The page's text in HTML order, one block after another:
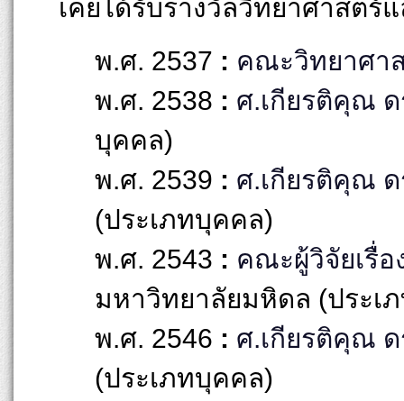
เคยได้รับรางวัลวิทยาศาสตร์
พ.ศ. 2537 : คณะวิทยาศา
พ.ศ. 2538 : ศ.เกียรติคุณ
บุคคล)
พ.ศ. 2539 : ศ.เกียรติคุณ
(ประเภทบุคคล)
พ.ศ. 2543 : คณะผู้วิจัยเรื่อ
มหาวิทยาลัยมหิดล (ประเ
พ.ศ. 2546 : ศ.เกียรติคุณ
(ประเภทบุคคล)